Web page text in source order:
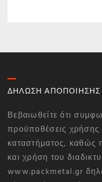
ΔΗΛΩΣΗ ΑΠΟΠΟΙΗΣΗΣ
Βεβαιωθείτε ότι
προϋποθέσεις χρήσης
καταστήματος,
και χρήση του
www.packmetal.gr